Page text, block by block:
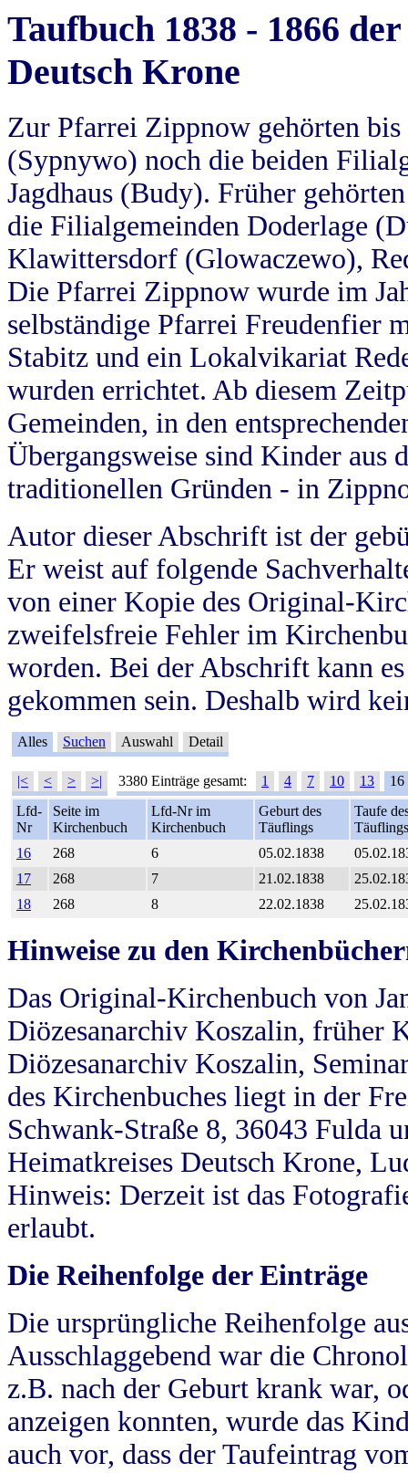
Taufbuch 1838 - 1866
Deutsch Krone
Zur Pfarrei Zippnow gehörten
(Sypnywo) noch die beiden
Jagdhaus (Budy). Früher
die Filialgemeinden Doderlage
Klawittersdorf (Glowaczewo),
Die Pfarrei Zippnow wurde im
selbständige Pfarrei Freudenfier
Stabitz und ein Lokalvikariat
wurden errichtet. Ab diesem
Gemeinden, in den
Übergangsweise sind Kinder aus
traditionellen Gründen - in
Autor dieser Abschrift ist der
Er weist auf folgende
von einer Kopie des Original-
zweifelsfreie Fehler im
worden. Bei der Abschrift kann
gekommen sein. Deshalb wird
Alles Suchen Auswahl Detail
|< < > >| 3380 Einträge gesamt: 1 4 7 10 13
16
Lfd-
Nr
Seite im
Kirchenbuch
Lfd-Nr im
Kirchenbuch
Geburt des
Täuflings
Taufe
Täuflings
16
268 6 05.02.1838
17
268 7 21.02.1838
18
268 8 22.02.1838
Hinweise zu den
Das Original-Kirchenbuch von
Diözesanarchiv Koszalin, früher
Diözesanarchiv Koszalin,
des Kirchenbuches liegt in der
Schwank-Straße 8, 36043 Fulda
Heimatkreises Deutsch Krone,
Hinweis: Derzeit ist das
erlaubt.
Die Reihenfolge der Einträge
Die ursprüngliche Reihenfolge
Ausschlaggebend war die
z.B. nach der Geburt krank war,
anzeigen konnten, wurde das
auch vor, dass der Taufeintrag